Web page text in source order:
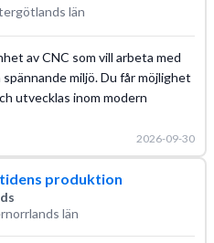
län
av CNC som vill arbeta med
miljö. Du får möjlighet
utvecklas inom modern
2026-09-30
produktion
län